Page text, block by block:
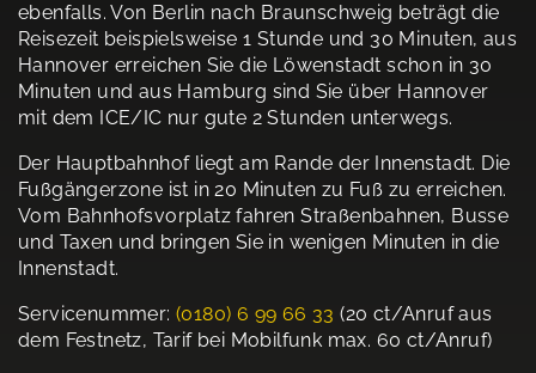
ebenfalls. Von Berlin nach Braunschweig beträgt die
Reisezeit beispielsweise 1 Stunde und 30 Minuten, aus
Hannover erreichen Sie die Löwenstadt schon in 30
Minuten und aus Hamburg sind Sie über Hannover
mit dem ICE/IC nur gute 2 Stunden unterwegs.
Der Hauptbahnhof liegt am Rande der Innenstadt. Die
Fußgängerzone ist in 20 Minuten zu Fuß zu erreichen.
Vom Bahnhofsvorplatz fahren Straßenbahnen, Busse
und Taxen und bringen Sie in wenigen Minuten in die
Innenstadt.
Servicenummer:(0180) 6 99 66 33 (20 ct/Anruf aus
dem Festnetz, Tarif bei Mobilfunk max. 60 ct/Anruf)